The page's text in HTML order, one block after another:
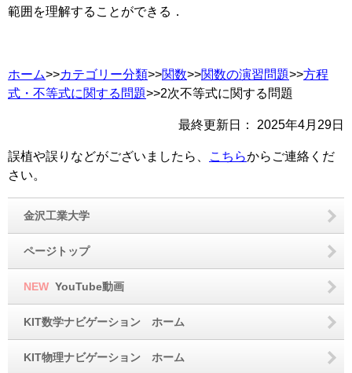
範囲を理解することができる．
ホーム>>カテゴリー分類>>関数>>関数の演習問題>>方程
式・不等式に関する問題>>2次不等式に関する問題
最終更新日： 2025年4月29日
誤植や誤りなどがございましたら、 こちらからご連絡くだ
さい。
金沢工業大学
ページトップ
NEW YouTube動画
KIT数学ナビゲーション ホーム
KIT物理ナビゲーション ホーム